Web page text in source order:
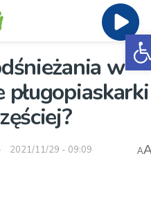
w
2021/11/29 - 09:09 A